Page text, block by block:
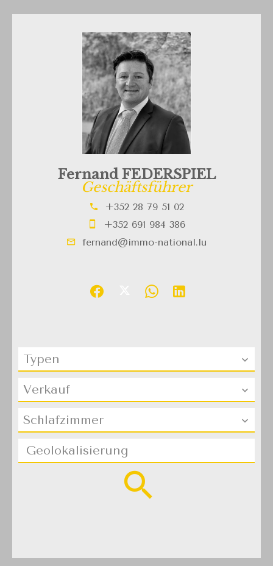
Fernand FEDERSPIEL
Geschäftsführer
+352 28 79 51 02
+352 691 984 386
fernand@immo-national.lu
Typen
Verkauf
Schlafzimmer
Geolokalisierung